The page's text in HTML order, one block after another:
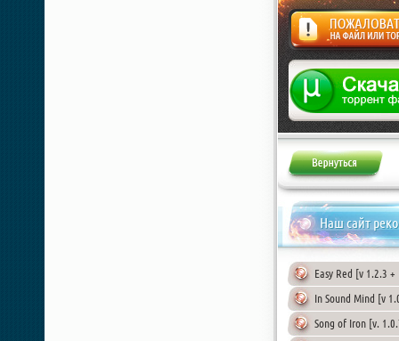
Жалоба
Наш сайт
Easy Red [v 1.2.3
In Sound Mind [v
Song of Iron [v.